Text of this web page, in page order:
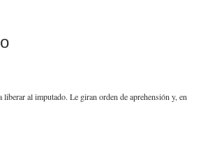
al imputado. Le giran orden de aprehensión y, en